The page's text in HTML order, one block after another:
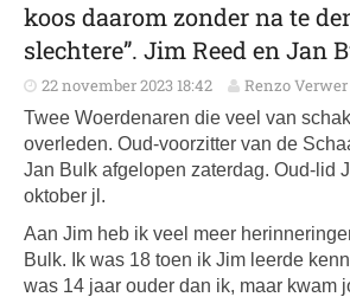
koos daarom zonder na te
slechtere”. Jim Reed en Jan
22 november 2023 18:42 Renzo Verwer
Twee Woerdenaren die veel van
overleden. Oud-voorzitter van de
Jan Bulk afgelopen zaterdag. Oud-lid
oktober jl.
Aan Jim heb ik veel meer
Bulk. Ik was 18 toen ik Jim leerde
was 14 jaar ouder dan ik, maar kwam